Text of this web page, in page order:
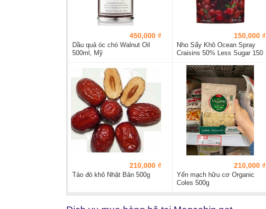
450,000 ₫
Dầu quả óc chó Walnut Oil
500ml, Mỹ
150,000 ₫
Nho Sấy Khô Ocean Spray
Craisins 50% Less Sugar 150
210,000 ₫
Táo đỏ khô Nhật Bản 500g
210,000 ₫
Yến mạch hữu cơ Organic
Coles 500g